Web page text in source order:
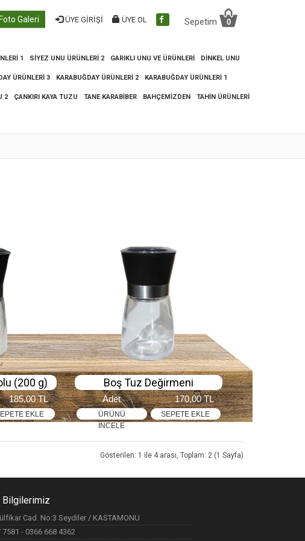
Sepetim 0
ÜYE GİRİŞİ ÜYE OL
Foto Galeri
1 SIYEZ UNU ÜRÜNLERI 2 GARIKLI UNU VE ÜRÜNLERI DINKEL UNU
ÜRÜNLERI 3 KARABUĞDAY ÜRÜNLERI 2 KARABUĞDAY ÜRÜNLERI 1
2 ÇANKIRI KAYA TUZU TANE KARABIBER BAHÇEMIZDEN TAHIN ÜRÜNLERI
(200 g)
185,00 TL
EKLE
Boş Tuz Değirmeni
Adet 170,00 TL
ÜRÜNÜ
İNCELE
SEPETE EKLE
Gösterilen: 1 ile 4 arası, Toplam: 2 (1 Sayfa)
Bilgilerimiz
Cad. No:3 Seydiler / KASTAMONU
7581 - 0366 668 4362